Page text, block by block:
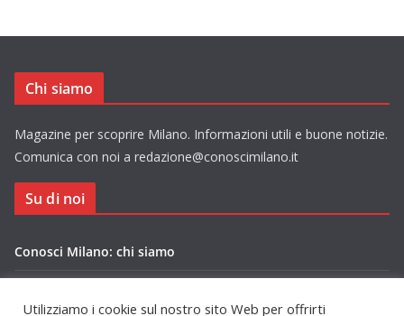
Chi siamo
Magazine per scoprire Milano. Informazioni utili e buone notizie.
Comunica con noi a redazione@conoscimilano.it
Su di noi
Conosci Milano: chi siamo
Utilizziamo i cookie sul nostro sito Web per offrirti